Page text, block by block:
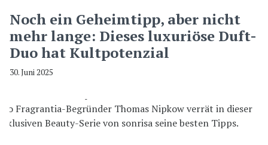
Noch ein Geheimtipp, aber nicht
mehr lange: Dieses luxuriöse Duft-
Duo hat Kultpotenzial
30. Juni 2025